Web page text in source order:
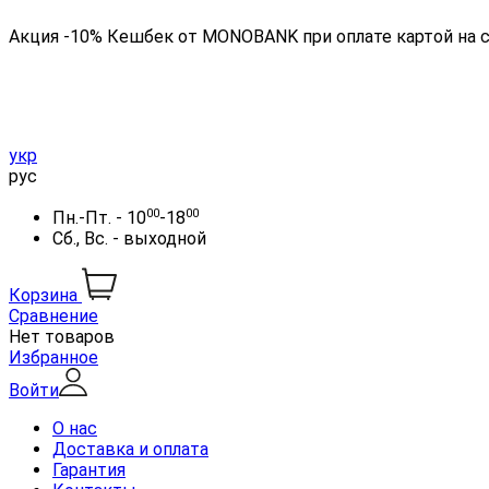
Акция -10% Кешбек от MONOBANK при оплате картой на
укр
рус
Пн.-Пт. - 1000-1800
Сб., Вс. - выходной
Корзина
Сравнение
Нет товаров
Избранное
Войти
О нас
Доставка и оплата
Гарантия